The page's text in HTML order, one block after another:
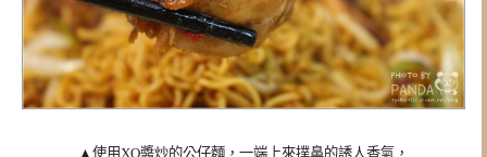
▲ 使用XO醬炒的公仔麵，一端上來撲鼻的誘人香氣，